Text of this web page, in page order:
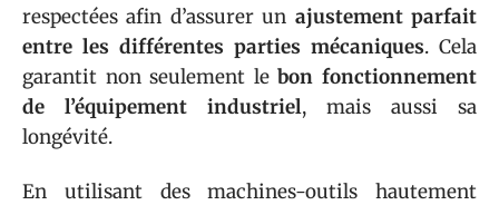
respectées afin d’assurer un ajustement parfait
entre les différentes parties mécaniques. Cela
garantit non seulement lebon fonctionnement
de l’équipement industriel, mais aussi sa
longévité.
En utilisant des machines-outils hautement